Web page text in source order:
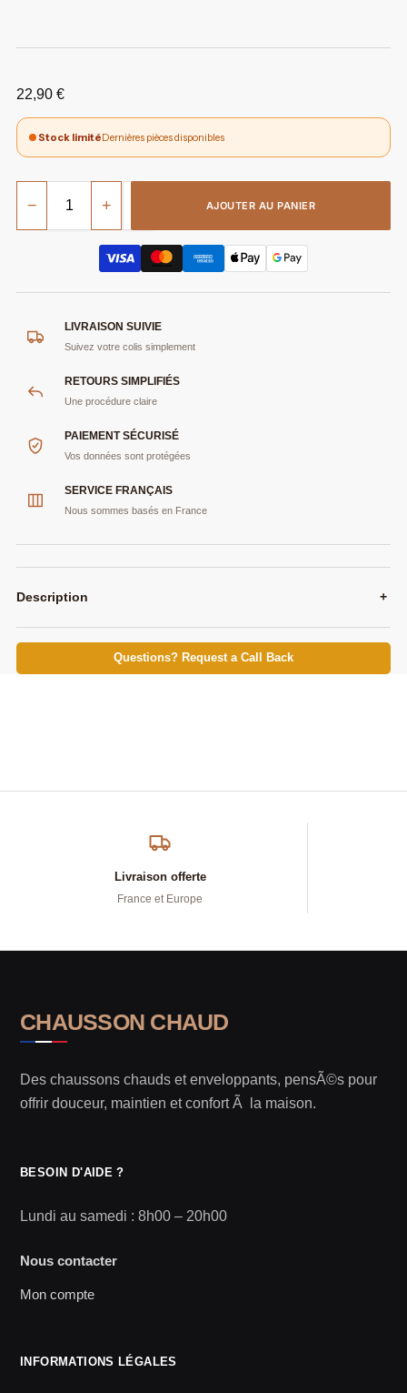
22,90 €
Stock limitéDernières pièces disponibles
− + AJOUTER AU PANIER
LIVRAISON SUIVIE
Suivez votre colis simplement
RETOURS SIMPLIFIÉS
Une procédure claire
PAIEMENT SÉCURISÉ
Vos données sont protégées
SERVICE FRANÇAIS
Nous sommes basés en France
Description +
Questions? Request a Call Back
Livraison offerte
France et Europe
CHAUSSON CHAUD
Des chaussons chauds et enveloppants, pensÃ©s pour
offrir douceur, maintien et confort Ã la maison.
BESOIN D'AIDE ?
Lundi au samedi : 8h00 – 20h00
Nous contacter
Mon compte
INFORMATIONS LÉGALES